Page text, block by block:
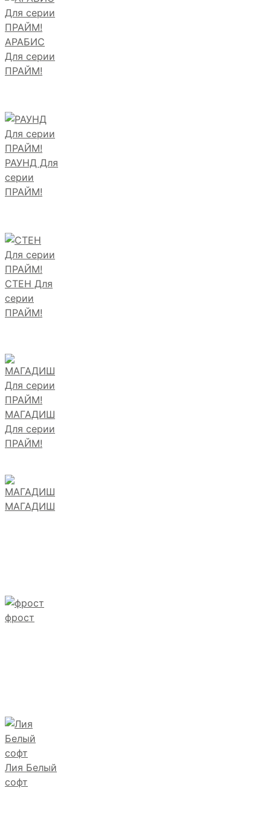
АРАБИС
Для серии
ПРАЙМ!
РАУНД Для
серии
ПРАЙМ!
СТЕН Для
серии
ПРАЙМ!
МАГАДИШ
Для серии
ПРАЙМ!
МАГАДИШ
фрост
Лия Белый
софт